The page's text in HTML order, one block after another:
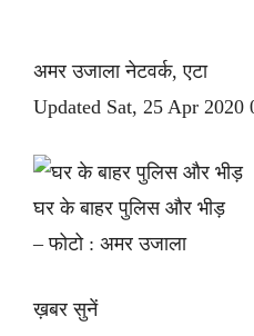
अमर उजाला नेटवर्क, एटा
Updated Sat, 25 Apr
घर के बाहर पुलिस और भीड़
– फोटो : अमर उजाला
ख़बर सुनें